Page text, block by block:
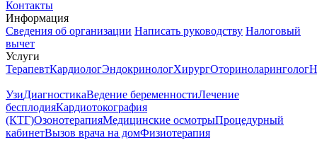
Контакты
Информация
Сведения об организации Написать руководству Налоговый
вычет
Услуги
ТерапевтКардиологЭндокринологХирургОториноларинголог
УзиДиагностикаВедение беременностиЛечение
бесплодияКардиотокография
(КТГ)ОзонотерапияМедицинские осмотрыПроцедурный
кабинетВызов врача на домФизиотерапия